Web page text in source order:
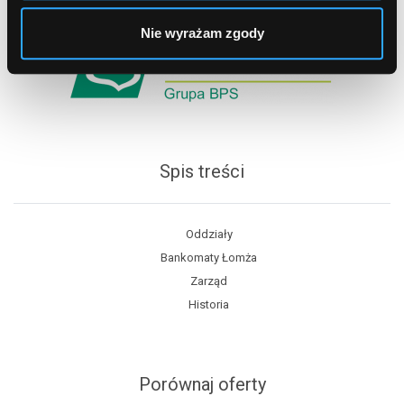
Nie wyrażam zgody
Spis treści
Oddziały
Bankomaty Łomża
Zarząd
Historia
Porównaj oferty